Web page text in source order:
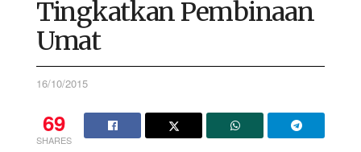
Tingkatkan Pembinaan
Umat
16/10/2015
69
SHARES